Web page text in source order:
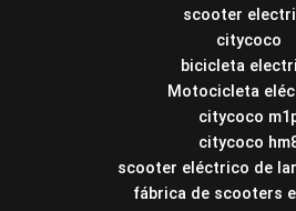
scooter
citycoco
bicicleta
Motocicleta
citycoco
citycoco
scooter eléctrico de
fábrica de scooters